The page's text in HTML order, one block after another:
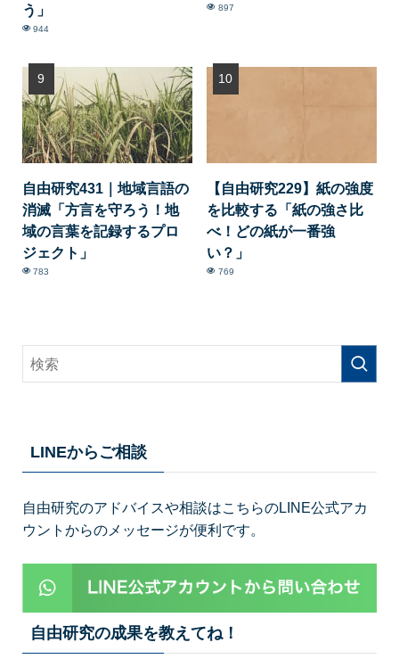
う」
944
897
自由研究431｜地域言語の
消滅「方言を守ろう！地
域の言葉を記録するプロ
ジェクト」
783
【自由研究229】紙の強度
を比較する「紙の強さ比
べ！どの紙が一番強
い？」
769
LINEからご相談
自由研究のアドバイスや相談はこちらのLINE公式アカ
ウントからのメッセージが便利です。
自由研究の成果を教えてね！